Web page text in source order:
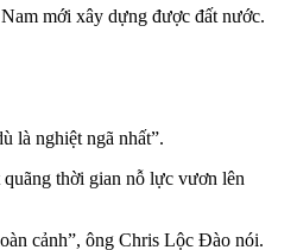
mới xây dựng được đất nước.
là nghiệt ngã nhất”.
thời gian nỗ lực vươn lên
cảnh”, ông Chris Lộc Đào nói.